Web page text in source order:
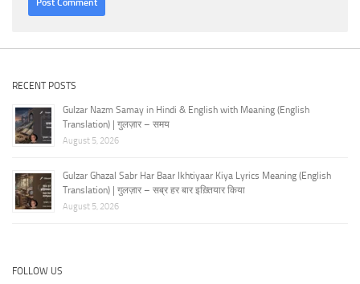
RECENT POSTS
Gulzar Nazm Samay in Hindi & English with Meaning (English
Translation) | गुलज़ार – समय
August 5, 2026
Gulzar Ghazal Sabr Har Baar Ikhtiyaar Kiya Lyrics Meaning (English
Translation) | गुलज़ार – सब्र हर बार इख़्तियार किया
August 5, 2026
FOLLOW US